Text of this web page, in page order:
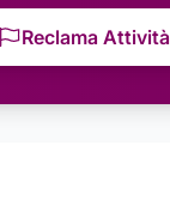
Reclama Attività